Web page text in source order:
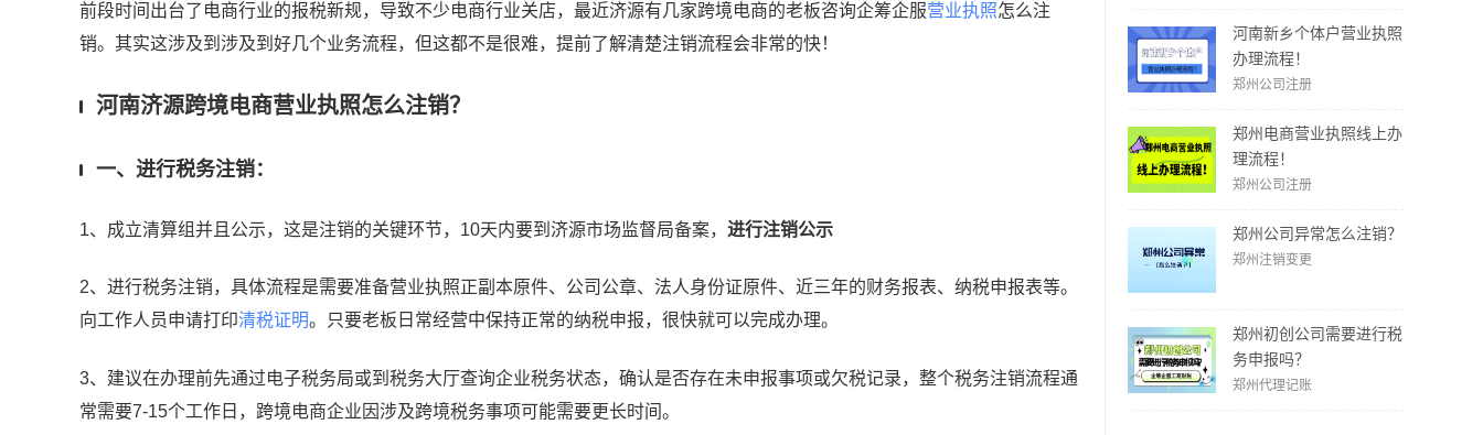
河南新乡个体户营业执照
办理流程！
郑州公司注册
郑州电商营业执照线上办
理流程！
郑州公司注册
郑州公司异常怎么注销？
郑州注销变更
郑州初创公司需要进行税
务申报吗？
郑州代理记账
前段时间出台了电商行业的报税新规，导致不少电商行业关店，最近济源有几家跨境电商的老板咨询企筹企服营业执照怎么注
销。其实这涉及到涉及到好几个业务流程，但这都不是很难，提前了解清楚注销流程会非常的快！
河南济源跨境电商营业执照怎么注销？
一、进行税务注销：
1、成立清算组并且公示，这是注销的关键环节，10天内要到济源市场监督局备案， 进行注销公示
2、进行税务注销，具体流程是需要准备营业执照正副本原件、公司公章、法人身份证原件、近三年的财务报表、纳税申报表等。
向工作人员申请打印清税证明。只要老板日常经营中保持正常的纳税申报，很快就可以完成办理。
3、建议在办理前先通过电子税务局或到税务大厅查询企业税务状态，确认是否存在未申报事项或欠税记录，整个税务注销流程通
常需要7-15个工作日，跨境电商企业因涉及跨境税务事项可能需要更长时间。